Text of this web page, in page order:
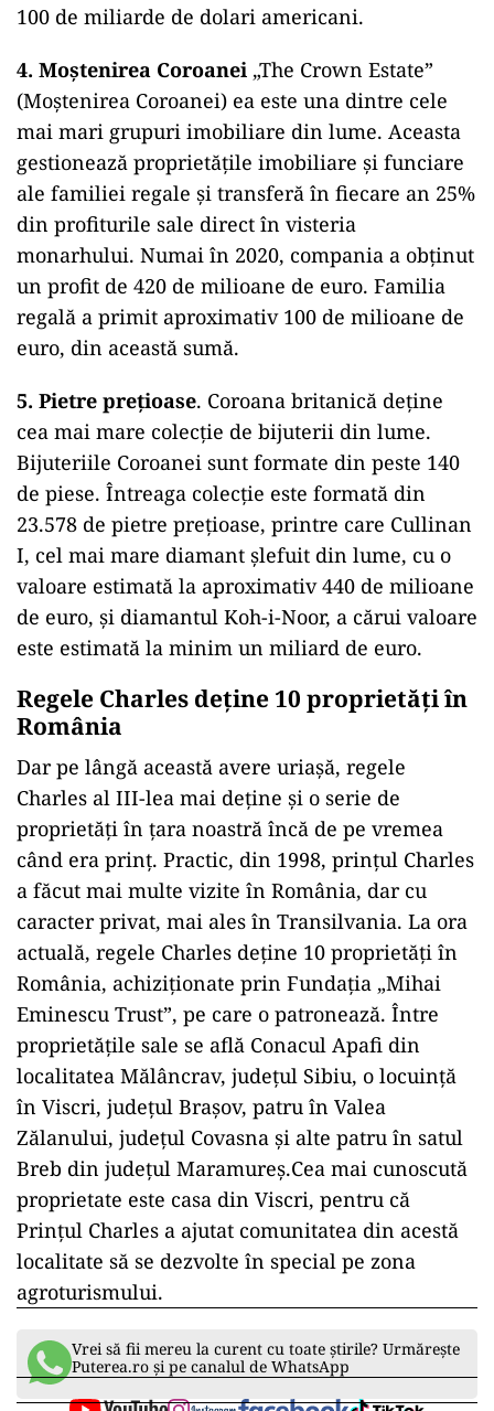
100 de miliarde de dolari americani.
4. Moștenirea Coroanei „The Crown Estate”
(Moștenirea Coroanei) ea este una dintre cele
mai mari grupuri imobiliare din lume. Aceasta
gestionează proprietățile imobiliare și funciare
ale familiei regale și transferă în fiecare an 25%
din profiturile sale direct în visteria
monarhului. Numai în 2020, compania a obținut
un profit de 420 de milioane de euro. Familia
regală a primit aproximativ 100 de milioane de
euro, din această sumă.
5. Pietre prețioase. Coroana britanică deține
cea mai mare colecție de bijuterii din lume.
Bijuteriile Coroanei sunt formate din peste 140
de piese. Întreaga colecție este formată din
23.578 de pietre prețioase, printre care Cullinan
I, cel mai mare diamant șlefuit din lume, cu o
valoare estimată la aproximativ 440 de milioane
de euro, și diamantul Koh-i-Noor, a cărui valoare
este estimată la minim un miliard de euro.
Regele Charles deține 10 proprietăți în
România
Dar pe lângă această avere uriașă, regele
Charles al III-lea mai deține și o serie de
proprietăți în țara noastră încă de pe vremea
când era prinț. Practic, din 1998, prințul Charles
a făcut mai multe vizite în România, dar cu
caracter privat, mai ales în Transilvania. La ora
actuală, regele Charles deţine 10 proprietăţi în
România, achiziţionate prin Fundaţia „Mihai
Eminescu Trust”, pe care o patronează. Între
proprietăţile sale se află Conacul Apafi din
localitatea Mălâncrav, judeţul Sibiu, o locuinţă
în Viscri, judeţul Braşov, patru în Valea
Zălanului, judeţul Covasna şi alte patru în satul
Breb din judeţul Maramureş.Cea mai cunoscută
proprietate este casa din Viscri, pentru că
Prinţul Charles a ajutat comunitatea din acestă
localitate să se dezvolte în special pe zona
agroturismului.
Vrei să fii mereu la curent cu toate știrile? Urmărește
Puterea.ro și pe canalul de WhatsApp